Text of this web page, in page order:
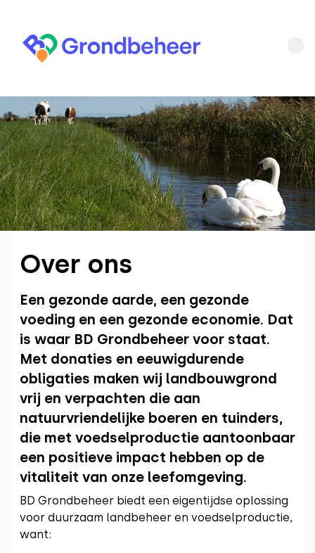
Over ons
Een gezonde aarde, een gezonde
voeding en een gezonde economie. Dat
is waar BD Grondbeheer voor staat.
Met donaties en eeuwigdurende
obligaties maken wij landbouwgrond
vrij en verpachten die aan
natuurvriendelijke boeren en tuinders,
die met voedselproductie aantoonbaar
een positieve impact hebben op de
vitaliteit van onze leefomgeving.
BD Grondbeheer biedt een eigentijdse oplossing
voor duurzaam landbeheer en voedselproductie,
want: